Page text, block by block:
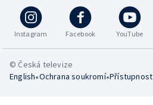
Instagram Facebook YouTube
© Česká televize
English•Ochrana soukromí•Přístupnost